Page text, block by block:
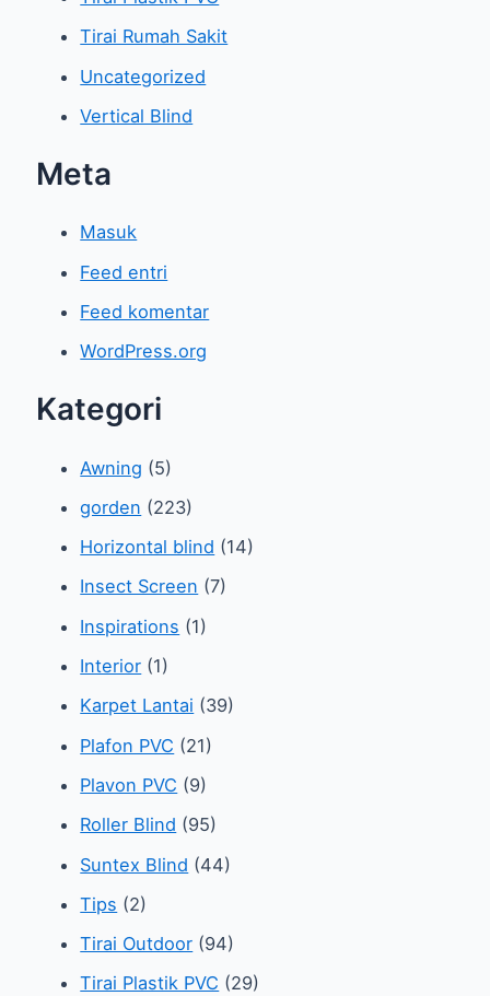
Tirai Rumah Sakit
Uncategorized
Vertical Blind
Meta
Masuk
Feed entri
Feed komentar
WordPress.org
Kategori
Awning (5)
gorden (223)
Horizontal blind (14)
Insect Screen (7)
Inspirations (1)
Interior (1)
Karpet Lantai (39)
Plafon PVC (21)
Plavon PVC (9)
Roller Blind (95)
Suntex Blind (44)
Tips (2)
Tirai Outdoor (94)
Tirai Plastik PVC (29)